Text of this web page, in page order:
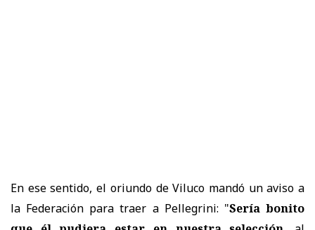
En ese sentido, el oriundo de Viluco mandó un aviso a
la Federación para traer a Pellegrini: "Sería bonito